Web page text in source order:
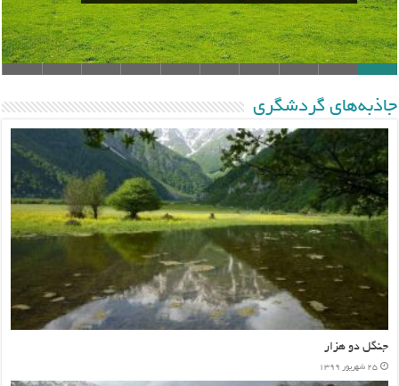
جاذبه‌های گردشگری
کندوان؛ روستای تاریخی
۲۳ شهریور ۱۳۹۹